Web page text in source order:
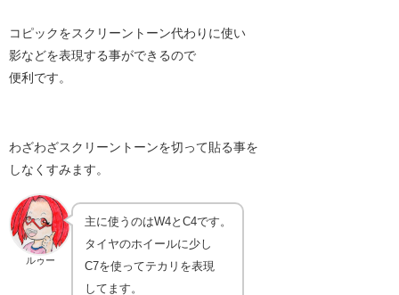
コピックをスクリーントーン代わりに使い
影などを表現する事ができるので
便利です。
わざわざスクリーントーンを切って貼る事を
しなくすみます。
ルゥー
主に使うのはW4とC4です。
タイヤのホイールに少し
C7を使ってテカリを表現
してます。